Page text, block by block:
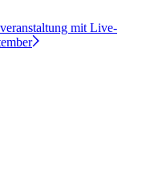
mit Live-